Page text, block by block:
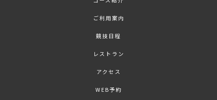
ご利用案内
競技日程
レストラン
アクセス
WEB予約